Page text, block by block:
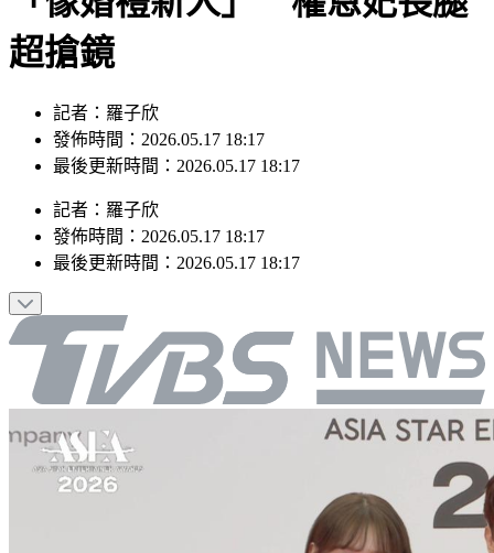
超搶鏡
記者：羅子欣
發佈時間：2026.05.17 18:17
最後更新時間：2026.05.17 18:17
記者 ： 羅子欣
發佈時間： 2026.05.17 18:17
最後更新時間： 2026.05.17 18:17